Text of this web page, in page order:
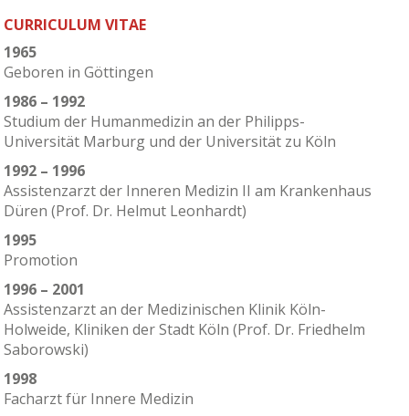
CURRICULUM VITAE
1965
Geboren in Göttingen
1986 – 1992
Studium der Humanmedizin an der Philipps-
Universität Marburg und der Universität zu Köln
1992 – 1996
Assistenzarzt der Inneren Medizin II am Krankenhaus
Düren (Prof. Dr. Helmut Leonhardt)
1995
Promotion
1996 – 2001
Assistenzarzt an der Medizinischen Klinik Köln-
Holweide, Kliniken der Stadt Köln (Prof. Dr. Friedhelm
Saborowski)
1998
Facharzt für Innere Medizin